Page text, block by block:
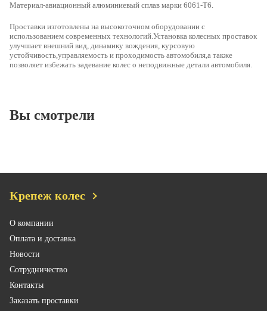
Материал-авиационный алюминиевый сплав марки 6061-Т6.
Проставки изготовлены на высокоточном оборудовании с
использованием современных технологий.Установка колесных проставок
улучшает внешний вид, динамику вождения, курсовую
устойчивость,управляемость и проходимость автомобиля,а также
позволяет избежать задевание колес о неподвижные детали автомобиля.
Вы смотрели
Крепеж колес
О компании
Оплата и доставка
Новости
Сотрудничество
Контакты
Заказать проставки